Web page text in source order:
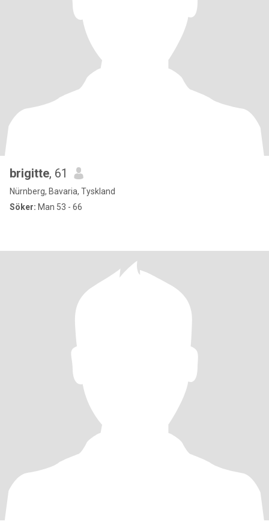
brigitte, 61
Nürnberg, Bavaria, Tyskland
Söker: Man 53 - 66